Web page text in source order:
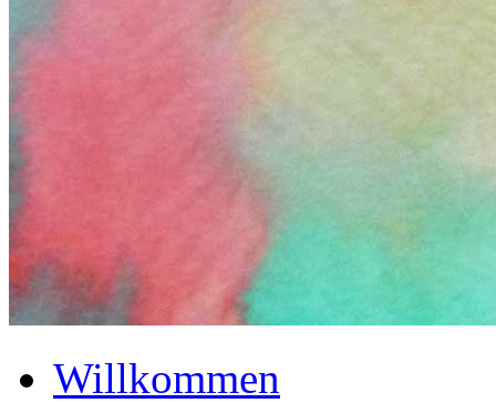
Willkommen